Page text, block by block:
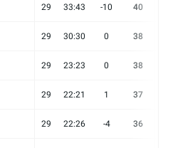
29 33:43 -10 40
29 30:30 0 38
29 23:23 0 38
29 22:21 1 37
29 22:26 -4 36